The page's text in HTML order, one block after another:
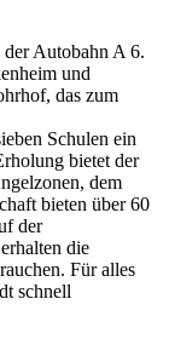
Autobahn A 6.
und
das zum
Schulen ein
bietet der
dem
bieten über 60
der
die
Für alles
schnell